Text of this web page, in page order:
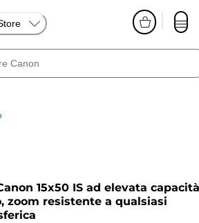
15x50 IS ad elevata capacità
zoom resistente a qualsiasi